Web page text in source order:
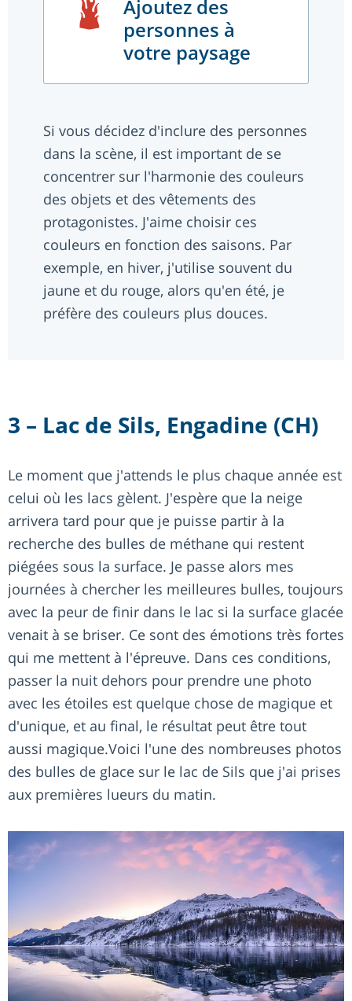
Ajoutez des
personnes à
votre paysage
Si vous décidez d'inclure des personnes
dans la scène, il est important de se
concentrer sur l'harmonie des couleurs
des objets et des vêtements des
protagonistes. J'aime choisir ces
couleurs en fonction des saisons. Par
exemple, en hiver, j'utilise souvent du
jaune et du rouge, alors qu'en été, je
préfère des couleurs plus douces.
3 – Lac de Sils, Engadine (CH)
Le moment que j'attends le plus chaque année est
celui où les lacs gèlent. J'espère que la neige
arrivera tard pour que je puisse partir à la
recherche des bulles de méthane qui restent
piégées sous la surface. Je passe alors mes
journées à chercher les meilleures bulles, toujours
avec la peur de finir dans le lac si la surface glacée
venait à se briser. Ce sont des émotions très fortes
qui me mettent à l'épreuve. Dans ces conditions,
passer la nuit dehors pour prendre une photo
avec les étoiles est quelque chose de magique et
d'unique, et au final, le résultat peut être tout
aussi magique.Voici l'une des nombreuses photos
des bulles de glace sur le lac de Sils que j'ai prises
aux premières lueurs du matin.